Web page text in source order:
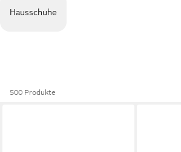
Hausschuhe
500 Produkte